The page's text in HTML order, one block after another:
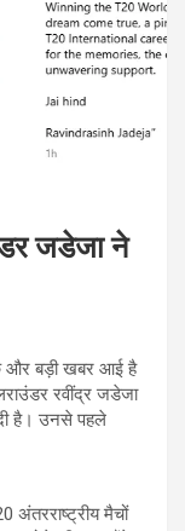
जडेजा ने
और बड़ी खबर आई है
रवींद्र जडेजा
है। उनसे पहले
अंतरराष्ट्रीय मैचों